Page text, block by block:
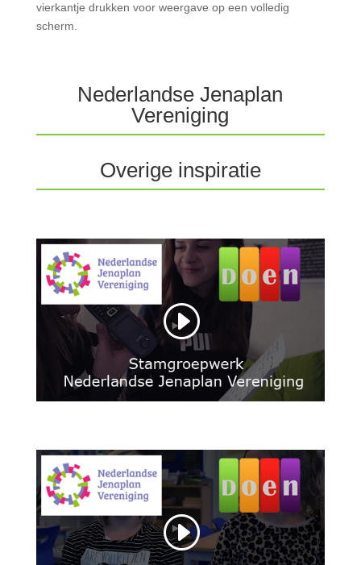
vierkantje drukken voor weergave op een volledig
scherm.
Nederlandse Jenaplan
Vereniging
Overige inspiratie